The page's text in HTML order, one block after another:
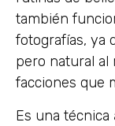
también
fotografías, ya
pero natural al
facciones que
Es una técnica